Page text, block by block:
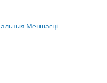
Меншасці